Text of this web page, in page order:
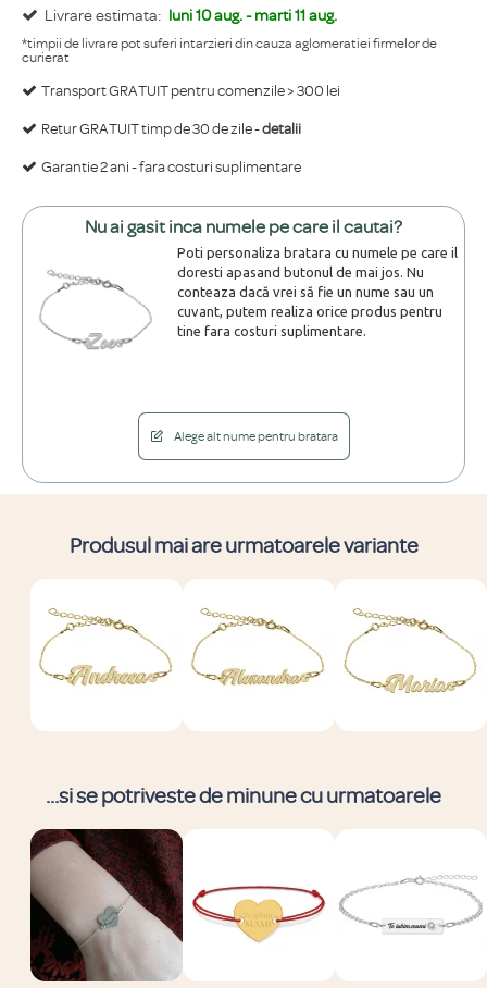
Livrare estimata: luni 10 aug. - marti 11 aug.
*timpii de livrare pot suferi intarzieri din cauza aglomeratiei firmelor de
curierat
Transport GRATUIT pentru comenzile > 300 lei
Retur GRATUIT timp de 30 de zile -detalii
Garantie 2 ani - fara costuri suplimentare
Nu ai gasit inca numele pe care il cautai?
Poti personaliza bratara cu numele pe care il
doresti apasand butonul de mai jos. Nu
conteaza dacă vrei să fie un nume sau un
cuvant, putem realiza orice produs pentru
tine fara costuri suplimentare.
Alege alt nume pentru bratara
Produsul mai are urmatoarele variante
...si se potriveste de minune cu urmatoarele